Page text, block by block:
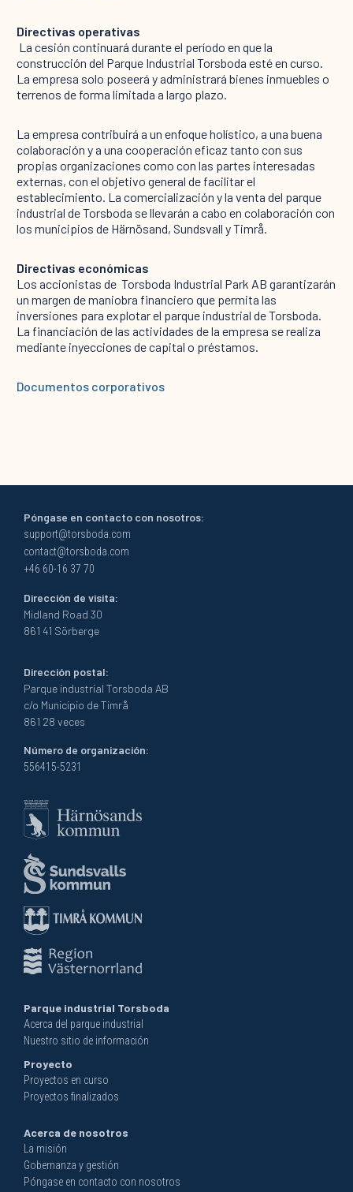
Directivas operativas
‍ La cesión continuará durante el período en que la
construcción del Parque Industrial Torsboda esté en curso.
La empresa solo poseerá y administrará bienes inmuebles o
terrenos de forma limitada a largo plazo.
La empresa contribuirá a un enfoque holístico, a una buena
colaboración y a una cooperación eficaz tanto con sus
propias organizaciones como con las partes interesadas
externas, con el objetivo general de facilitar el
establecimiento. La comercialización y la venta del parque
industrial de Torsboda se llevarán a cabo en colaboración con
los municipios de Härnösand, Sundsvall y Timrå. ‍
Directivas económicas
Los accionistas de ‍ Torsboda Industrial Park AB garantizarán
un margen de maniobra financiero que permita las
inversiones para explotar el parque industrial de Torsboda.
La financiación de las actividades de la empresa se realiza
mediante inyecciones de capital o préstamos.
Documentos corporativos
Póngase en contacto con nosotros:
support@torsboda.com
contact@torsboda.com
+46 60-16 37 70
Dirección de visita:
Midland Road 30
861 41 Sörberge
Dirección postal:
Parque industrial Torsboda AB
c/o Municipio de Timrå
861 28 veces
Número de organización:
556415-5231
Parque industrial Torsboda
Acerca del parque industrial
Nuestro sitio de información
Proyecto
Proyectos en curso
Proyectos finalizados
Acerca de nosotros
La misión
Gobernanza y gestión
Póngase en contacto con nosotros